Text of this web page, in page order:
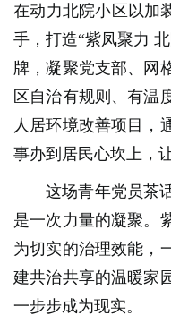
在动力北院小区以加
手，打造“紫凤聚力
牌，凝聚党支部、网
区自治有规则、有温
人居环境改善项目，
事办到居民心坎上，
这场青年党员茶
是一次力量的凝聚。
为切实的治理效能，
建共治共享的温暖家
一步步成为现实。